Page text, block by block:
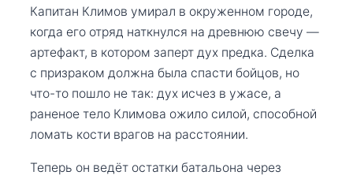
Капитан Климов умирал в окруженном городе,
когда его отряд наткнулся на древнюю свечу —
артефакт, в котором заперт дух предка. Сделка
с призраком должна была спасти бойцов, но
что-то пошло не так: дух исчез в ужасе, а
раненое тело Климова ожило силой, способной
ломать кости врагов на расстоянии.
Теперь он ведёт остатки батальона через